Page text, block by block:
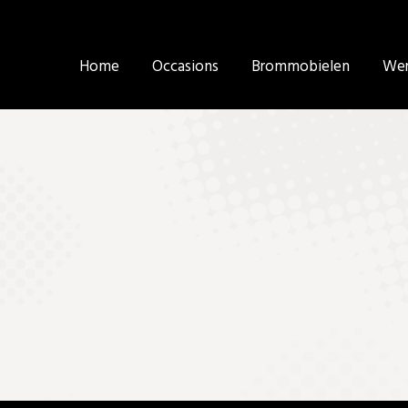
Home Occasions Brommobielen
Home Occasions Brommobielen